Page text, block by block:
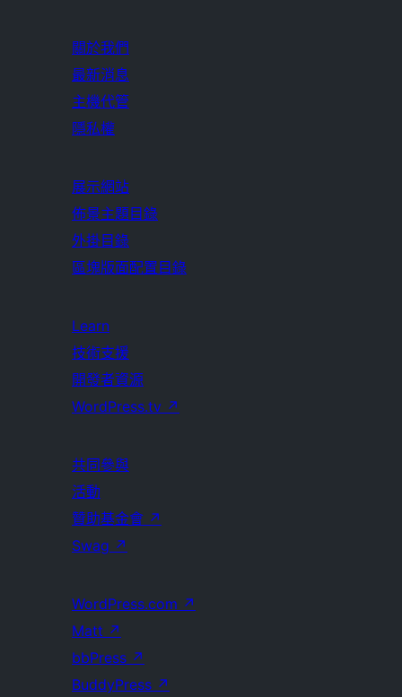
關於我們
最新消息
主機代管
隱私權
展示網站
佈景主題目錄
外掛目錄
區塊版面配置目錄
Learn
技術支援
開發者資源
WordPress.tv ↗
共同參與
活動
贊助基金會 ↗
Swag ↗
WordPress.com ↗
Matt ↗
bbPress ↗
BuddyPress ↗